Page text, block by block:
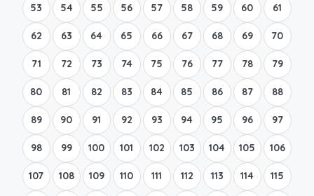
53 54 55 56 57 58 59 60 61
62 63 64 65 66 67 68 69 70
71 72 73 74 75 76 77 78 79
80 81 82 83 84 85 86 87 88
89 90 91 92 93 94 95 96 97
98 99 100 101 102 103 104 105 106
107 108 109 110 111 112 113 114 115